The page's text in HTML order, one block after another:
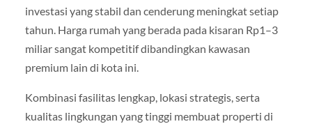
investasi yang stabil dan cenderung meningkat setiap
tahun. Harga rumah yang berada pada kisaran Rp1–3
miliar sangat kompetitif dibandingkan kawasan
premium lain di kota ini.
Kombinasi fasilitas lengkap, lokasi strategis, serta
kualitas lingkungan yang tinggi membuat properti di